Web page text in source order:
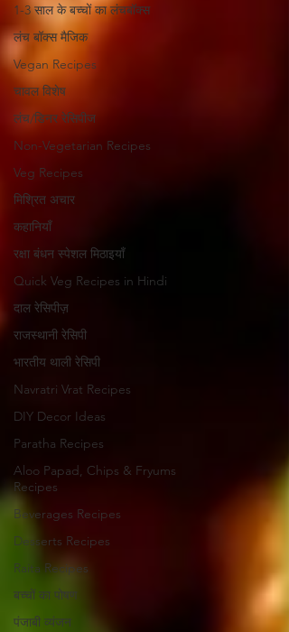
1-3 साल के बच्चों का लंचबॉक्स
लंच बॉक्स मैजिक
Vegan Recipes
चावल विशेष
लंच/डिनर रेसिपीज
Non-Vegetarian Recipes
Veg Recipes
मिश्रित अचार
कहानियाँ
रक्षा बंधन स्पेशल मिठाइयाँ
Quick Veg Recipes in Hindi
दाल रेसिपीज़
राजस्थानी रेसिपी
भारतीय थाली रेसिपी
Navratri Vrat Recipes
DIY Decor Ideas
Paratha Recipes
Aloo Papad, Chips & Fryums
Recipes
Beverages Recipes
Desserts Recipes
Raita Recipes
बच्चों का पोषण
पंजाबी व्यंजन